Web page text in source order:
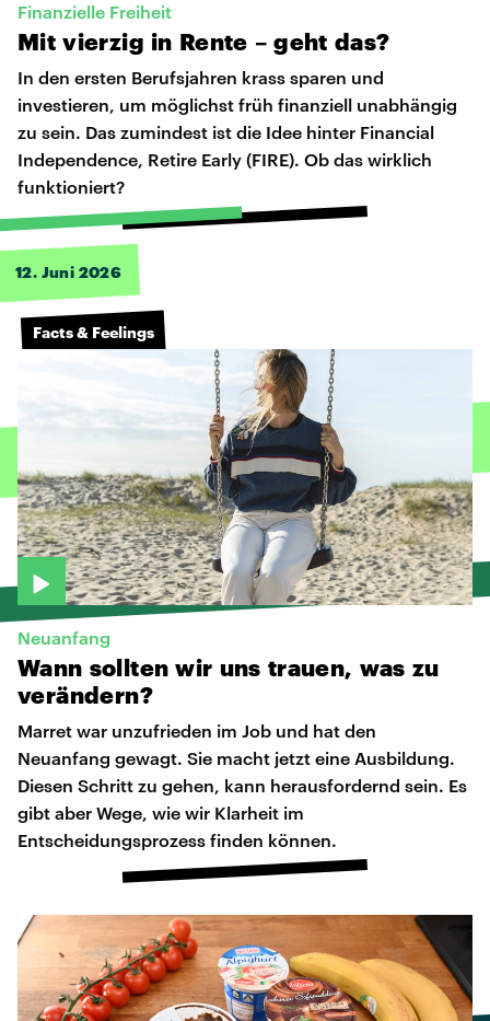
Finanzielle Freiheit
Mit vierzig in Rente – geht das?
In den ersten Berufsjahren krass sparen und
investieren, um möglichst früh finanziell unabhängig
zu sein. Das zumindest ist die Idee hinter Financial
Independence, Retire Early (FIRE). Ob das wirklich
funktioniert?
12. Juni 2026
Facts & Feelings
Neuanfang
Wann sollten wir uns trauen, was zu
verändern?
Marret war unzufrieden im Job und hat den
Neuanfang gewagt. Sie macht jetzt eine Ausbildung.
Diesen Schritt zu gehen, kann herausfordernd sein. Es
gibt aber Wege, wie wir Klarheit im
Entscheidungsprozess finden können.